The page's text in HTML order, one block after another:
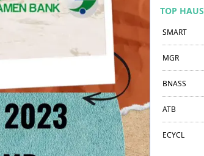
TOP
SMART
MGR
BNASS
ATB
ECYCL